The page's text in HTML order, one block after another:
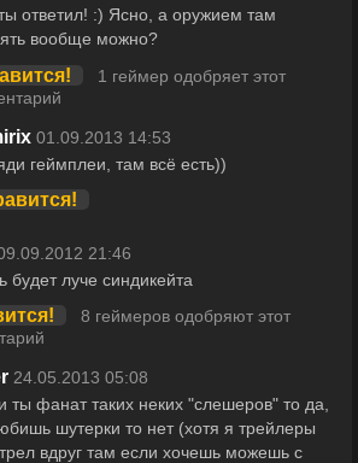
ответил! :) Ясно, а оружием там
вообще можно?
1 геймер одобряет этот
01.09.2013 14:53
геймплеи, там всё есть))
21:46
будет луче синдикейта
8 геймеров одобряют этот
24.05.2013 05:08
ты фанат таких неких "слешеров" то да,
шутерки то нет (хотя я трейлеры
вдруг там если хочешь можешь с